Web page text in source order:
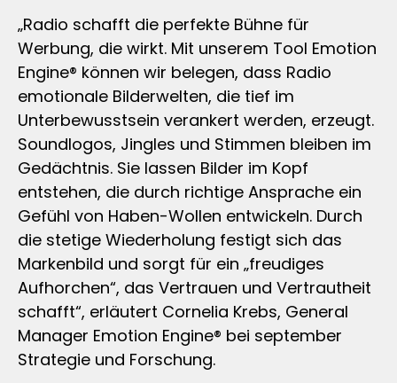
„Radio schafft die perfekte Bühne für
Werbung, die wirkt. Mit unserem Tool Emotion
Engine® können wir belegen, dass Radio
emotionale Bilderwelten, die tief im
Unterbewusstsein verankert werden, erzeugt.
Soundlogos, Jingles und Stimmen bleiben im
Gedächtnis. Sie lassen Bilder im Kopf
entstehen, die durch richtige Ansprache ein
Gefühl von Haben-Wollen entwickeln. Durch
die stetige Wiederholung festigt sich das
Markenbild und sorgt für ein „freudiges
Aufhorchen“, das Vertrauen und Vertrautheit
schafft“, erläutert Cornelia Krebs, General
Manager Emotion Engine® bei september
Strategie und Forschung.